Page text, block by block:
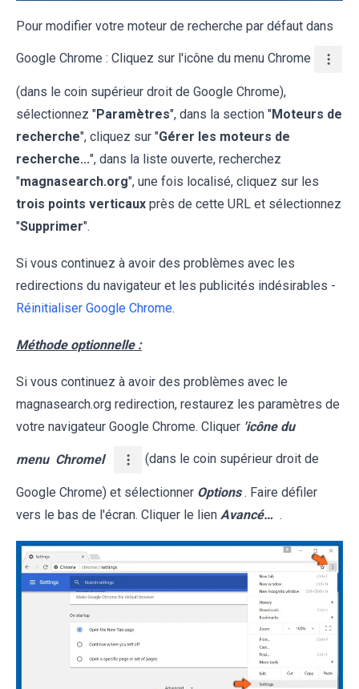
Pour modifier votre moteur de recherche par défaut dans
Google Chrome : Cliquez sur l'icône du menu Chrome
(dans le coin supérieur droit de Google Chrome),
sélectionnez "Paramètres", dans la section "Moteurs de
recherche", cliquez sur "Gérer les moteurs de
recherche...", dans la liste ouverte, recherchez
"magnasearch.org", une fois localisé, cliquez sur les
trois points verticaux près de cette URL et sélectionnez
"Supprimer".
Si vous continuez à avoir des problèmes avec les
redirections du navigateur et les publicités indésirables -
Réinitialiser Google Chrome.
Méthode optionnelle :
Si vous continuez à avoir des problèmes avec le
magnasearch.org redirection, restaurez les paramètres de
votre navigateur Google Chrome. Cliquer 'icône du
menu Chromel (dans le coin supérieur droit de
Google Chrome) et sélectionner Options . Faire défiler
vers le bas de l'écran. Cliquer le lien Avancé… .